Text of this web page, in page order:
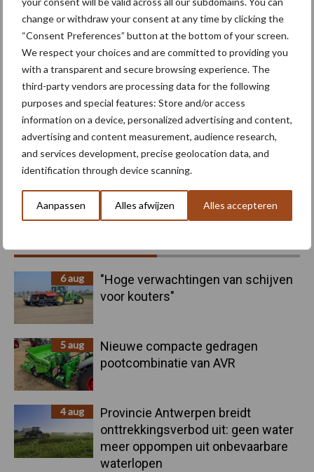
change or withdraw your consent at any time by clicking the
“Consent Preferences” button at the bottom of your screen.
We respect your choices and are committed to providing you
with a transparent and secure browsing experience. The
third-party vendors are processing data for the following
purposes and special features: Store and/or access
information on a device, personalized advertising and content,
advertising and content measurement, audience research,
and services development, precise geolocation data, and
identification through device scanning.
Aanpassen Alles afwijzen Alles accepteren
Sidebar
6 aug
"Hoge verwachtingen van schijven
voor kouters"
5 aug
Nieuwe compacte gedragen
pootcombinatie van AVR
4 aug
Provincie Antwerpen breidt
onttrekkingsverbod uit: geen water
meer oppompen uit onbevaarbare
waterlopen
Machines Duurzaamheid
Toon meer